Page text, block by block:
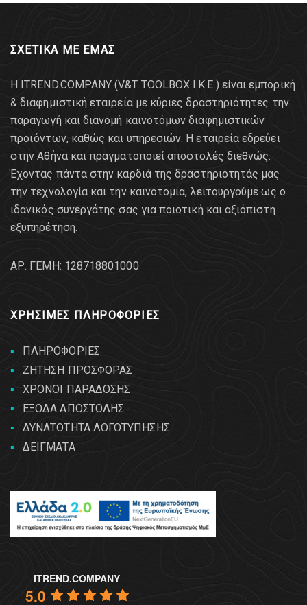
ΣΧΕΤΙΚΑ ΜΕ ΕΜΑΣ
Η ITREND.COMPANY (V&T TOOLBOX Ι.Κ.Ε.) είναι εμπορική
& διαφημιστική εταιρεία με κύριες δραστηριότητες την
παραγωγή και διανομή καινοτόμων διαφημιστικών
προϊόντων, καθώς και υπηρεσιών. Η εταιρεία εδρεύει
στην Αθήνα και πραγματοποιεί αποστολές διεθνώς.
Έχοντας πάντα στην καρδιά της δραστηριότητάς μας
την τεχνολογία και την καινοτομία, λειτουργούμε ως ο
ιδανικός συνεργάτης σας για ποιοτική και αξιόπιστη
εξυπηρέτηση.
AΡ. ΓΕΜΗ: 128718801000
ΧΡΗΣΙΜΕΣ ΠΛΗΡΟΦΟΡΙΕΣ
ΠΛΗΡΟΦΟΡΙΕΣ
ΖΗΤΗΣΗ ΠΡΟΣΦΟΡΑΣ
ΧΡΟΝΟΙ ΠΑΡΑΔΟΣΗΣ
ΕΞΟΔΑ ΑΠΟΣΤΟΛΗΣ
ΔΥΝΑΤΟΤΗΤΑ ΛΟΓΟΤΥΠΗΣΗΣ
ΔΕΙΓΜΑΤΑ
ITREND.COMPANY
5.0